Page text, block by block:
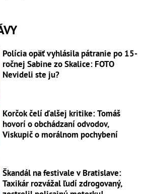
Polícia opäť vyhlásila pátranie po 15-
ročnej Sabine zo Skalice: FOTO
Nevideli ste ju?
Korčok čelí ďalšej kritike: Tomáš
hovorí o obchádzaní odvodov,
Viskupič o morálnom pochybení
Škandál na festivale v Bratislave:
Taxikár rozvážal ľudí zdrogovaný,